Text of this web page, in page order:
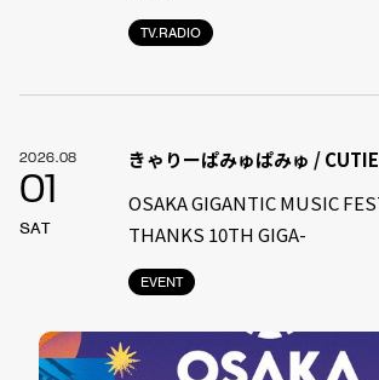
TV.RADIO
2026.08
01
SAT
EVENT
きゃりーぱみゅぱみゅ /
OSAKA GIGANTIC MUSIC
THANKS 10TH GIGA-